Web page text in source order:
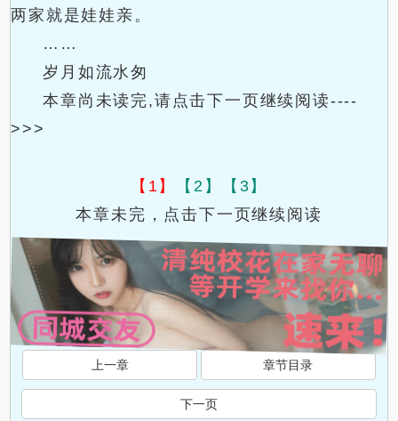
两家就是娃娃亲。
……
岁月如流水匆
本章尚未读完,请点击下一页继续阅读----
>>>
【1】 【2】
【3】
本章未完，点击下一页继续阅读
上一章 章节目录
下一页